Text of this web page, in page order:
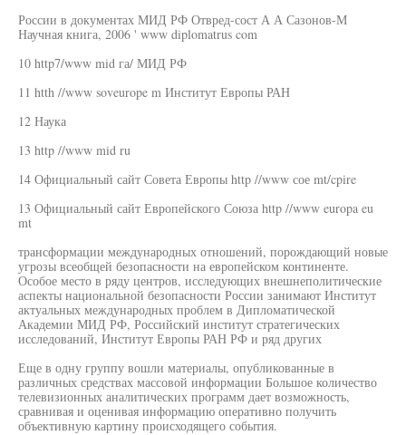
России в документах МИД РФ Отвред-сост А А Сазонов-М
Научная книга, 2006 ' www diplomatrus com
10 http7/www mid га/ МИД РФ
11 htth //www soveurope m Институт Европы РАН
12 Наука
13 http //www mid ru
14 Официальный сайт Совета Европы http //www сое mt/cpire
13 Официальный сайт Европейского Союза http //www europa eu
mt
трансформации международных отношений, порождающий новые
угрозы всеобщей безопасности на европейском континенте.
Особое место в ряду центров, исследующих внешнеполитические
аспекты национальной безопасности России занимают Институт
актуальных международных проблем в Дипломатической
Академии МИД РФ, Российский институт стратегических
исследований, Институт Европы РАН РФ и ряд других
Еще в одну группу вошли материалы, опубликованные в
различных средствах массовой информации Большое количество
телевизионных аналитических программ дает возможность,
сравнивая и оценивая информацию оперативно получить
объективную картину происходящего события.